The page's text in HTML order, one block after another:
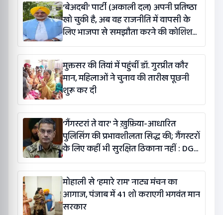
‘बेअदबी’ पार्टी (अकाली दल) अपनी प्रतिष्ठा
खो चुकी है, अब वह राजनीति में वापसी के
लिए भाजपा से समझौता करने की कोशिश
कर रही है: बलतेज पन्नू
मुक्तसर की तियां में पहुंचीं डॉ. गुरप्रीत कौर
मान, महिलाओं ने चुनाव की तारीख पूछनी
शुरू कर दी
‘गैंगस्टरां ते वार’ ने ख़ुफ़िया-आधारित
पुलिसिंग की प्रभावशीलता सिद्ध की; गैंगस्टरों
के लिए कहीं भी सुरक्षित ठिकाना नहीं : DGP
गौरव यादव
मोहाली से ‘हमारे राम’ नाट्य मंचन का
आगाज, पंजाब में 41 शो कराएगी भगवंत मान
सरकार